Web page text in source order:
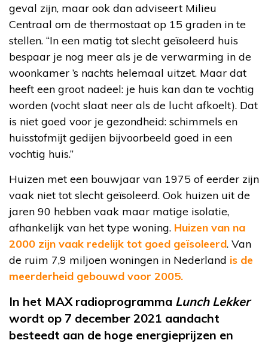
geval zijn, maar ook dan adviseert Milieu
Centraal om de thermostaat op 15 graden in te
stellen. “In een matig tot slecht geïsoleerd huis
bespaar je nog meer als je de verwarming in de
woonkamer ’s nachts helemaal uitzet. Maar dat
heeft een groot nadeel: je huis kan dan te vochtig
worden (vocht slaat neer als de lucht afkoelt). Dat
is niet goed voor je gezondheid: schimmels en
huisstofmijt gedijen bijvoorbeeld goed in een
vochtig huis.”
Huizen met een bouwjaar van 1975 of eerder zijn
vaak niet tot slecht geïsoleerd. Ook huizen uit de
jaren 90 hebben vaak maar matige isolatie,
afhankelijk van het type woning. Huizen van na
2000 zijn vaak redelijk tot goed geïsoleerd. Van
de ruim 7,9 miljoen woningen in Nederland is de
meerderheid gebouwd voor 2005.
In het MAX radioprogramma Lunch Lekker
wordt op 7 december 2021 aandacht
besteedt aan de hoge energieprijzen en